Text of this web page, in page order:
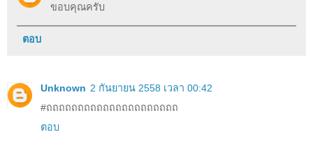
ขอบคุณครับ
ตอบ
Unknown 2 กันยายน 2558 เวลา 00:42
#ถถถถถถถถถถถถถถถถถถถถถ
ตอบ